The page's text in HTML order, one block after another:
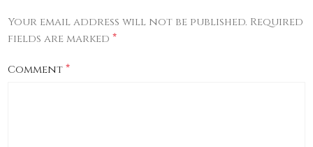
Your email address will not be published. Required
fields are marked*
Comment*